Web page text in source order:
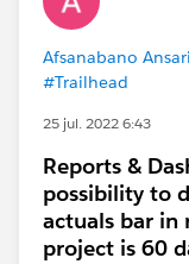
Afsanabano
#Trailhead
25 jul. 2022 6:43
Reports &
possibility to
actuals bar in
project is 60